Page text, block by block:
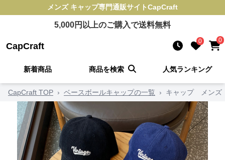
メンズ キャップ専門通販サイトCapCraft
5,000円以上のご購入で送料無料
CapCraft 0 0
新着商品 商品を検索 人気ランキング
CapCraft TOP › ベースボールキャップの一覧 › キャップ メン